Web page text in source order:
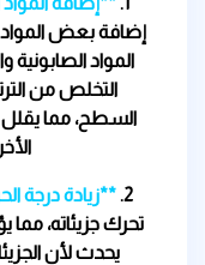
إضافة بعض المواد
المواد
التخلص من
السطح، مما
2. **زيادة درجة
تحرك جزيئاته،
يحدث لأن